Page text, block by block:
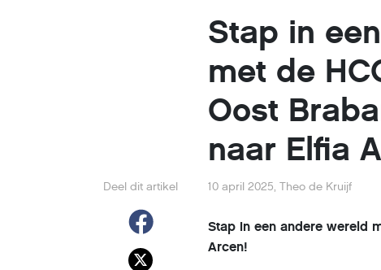
Stap in
met de
Oost
naar Elfia
Deel dit artikel 10 april 2025,Theo de Kruijf
Stap in een andere wereld
Arcen!